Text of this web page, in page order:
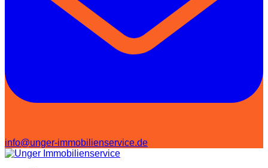
info@unger-immobilienservice.de